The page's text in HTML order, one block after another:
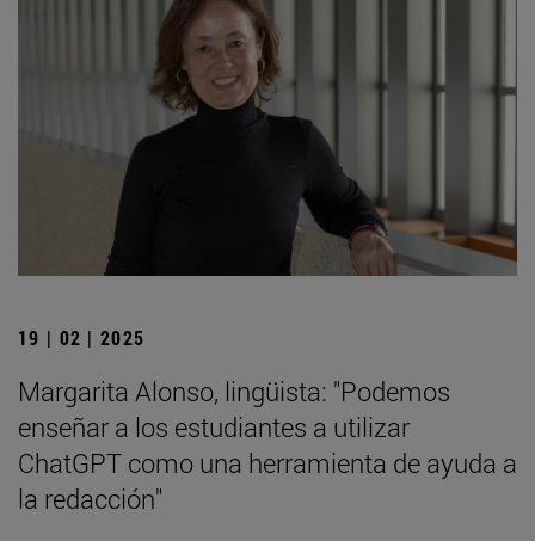
19 | 02 | 2025
Margarita Alonso, lingüista: "Podemos
enseñar a los estudiantes a utilizar
ChatGPT como una herramienta de ayuda a
la redacción"